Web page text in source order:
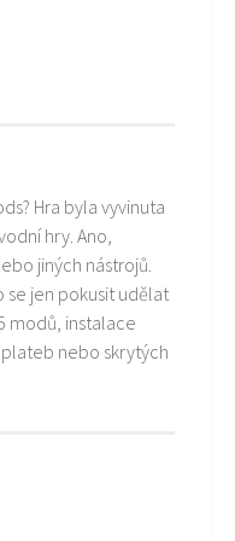
Hra byla vyvinuta
hry. Ano,
jiných nástrojů.
se jen pokusit udělat
modů, instalace
nebo skrytých